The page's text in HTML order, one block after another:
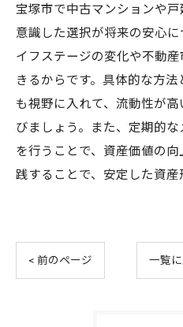
宝塚市で中古マンションや
意識した選択が将来の安心
イフステージの変化や不動
きるからです。具体的な方
も視野に入れて、流動性が
びましょう。また、定期的
を行うことで、資産価値の
践することで、安定した資産
< 前のページ 一覧